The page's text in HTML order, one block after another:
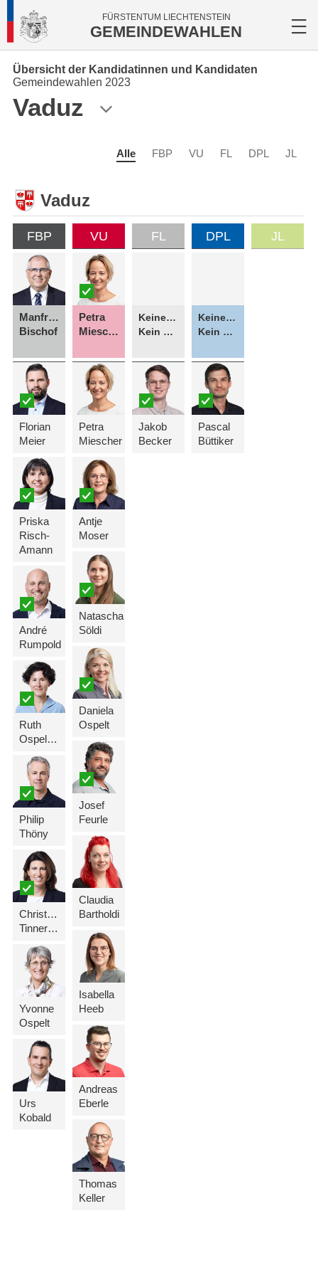
FÜRSTENTUM LIECHTENSTEIN
GEMEINDEWAHLEN
Übersicht der Kandidatinnen und Kandidaten
Gemeindewahlen 2023
Vaduz
Alle FBP VU FL DPL JL
Vaduz
FBP
Manfred
Bischof
Florian
Meier
Priska
Risch-
Amann
André
Rumpold
Ruth
Ospelt-Niepelt
Philip
Thöny
Christine
Tinner-Rampone
Yvonne
Ospelt
Urs
Kobald
VU
Petra
Miescher
Petra
Miescher
Antje
Moser
Natascha
Söldi
Daniela
Ospelt
Josef
Feurle
Claudia
Bartholdi
Isabella
Heeb
Andreas
Eberle
Thomas
Keller
FL
Keine Kandidatin
Kein Kandidat
Jakob
Becker
DPL
Keine Kandidatin
Kein Kandidat
Pascal
Büttiker
JL